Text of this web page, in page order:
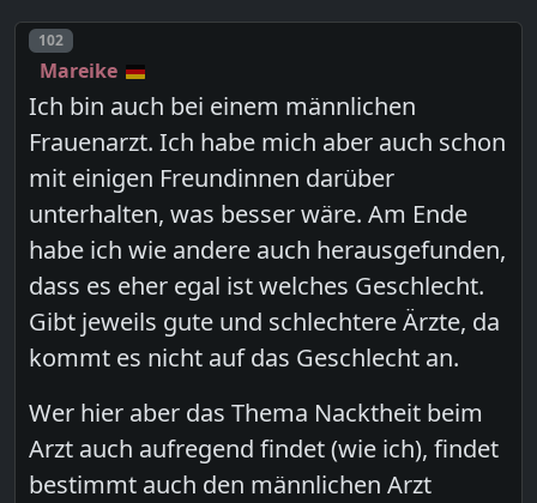
Post number
102
Mareike
Ich bin auch bei einem männlichen
Frauenarzt. Ich habe mich aber auch schon
mit einigen Freundinnen darüber
unterhalten, was besser wäre. Am Ende
habe ich wie andere auch herausgefunden,
dass es eher egal ist welches Geschlecht.
Gibt jeweils gute und schlechtere Ärzte, da
kommt es nicht auf das Geschlecht an.
Wer hier aber das Thema Nacktheit beim
Arzt auch aufregend findet (wie ich), findet
bestimmt auch den männlichen Arzt